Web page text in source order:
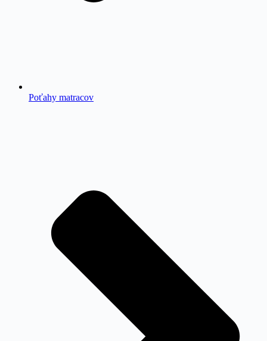
Poťahy matracov